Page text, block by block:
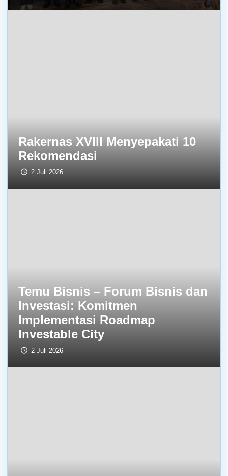
Rakernas XVIII Menyepakati 10
Rekomendasi
2 Juli 2026
Temu Bisnis – Forum Bisnis dan
Investasi: Komitmen
Implementasi Roadmap
Investable City
2 Juli 2026